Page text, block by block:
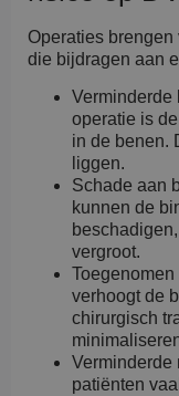
Operaties
die bijdragen aan
Verminderde
operatie is
in de benen.
liggen.
Schade aan
kunnen de
vergroot.
verhoogt de
chirurgisch
Verminderde
patiënten